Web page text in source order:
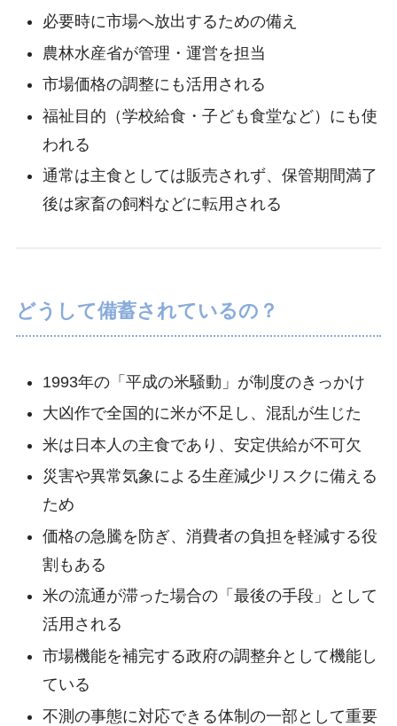
必要時に市場へ放出するための備え
農林水産省が管理・運営を担当
市場価格の調整にも活用される
福祉目的（学校給食・子ども食堂など）にも使
われる
通常は主食としては販売されず、保管期間満了
後は家畜の飼料などに転用される
どうして備蓄されているの？
1993年の「平成の米騒動」が制度のきっかけ
大凶作で全国的に米が不足し、混乱が生じた
米は日本人の主食であり、安定供給が不可欠
災害や異常気象による生産減少リスクに備える
ため
価格の急騰を防ぎ、消費者の負担を軽減する役
割もある
米の流通が滞った場合の「最後の手段」として
活用される
市場機能を補完する政府の調整弁として機能し
ている
不測の事態に対応できる体制の一部として重要